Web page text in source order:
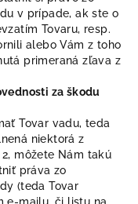
v prípade, ak ste o
Tovaru, resp.
alebo Vám z toho
primeraná zľava z
za škodu
Tovar vadu, teda
niektorá z
2, môžete Nám takú
práva zo
(teda Tovar